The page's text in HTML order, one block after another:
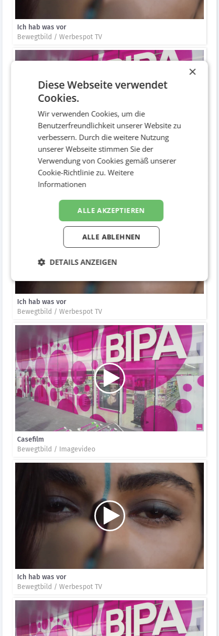
Ich hab was vor
Bewegtbild / Werbespot TV
Casefilm
Bewegtbild / Imagevideo
Ich hab was vor
Bewegtbild / Werbespot TV
Casefilm
Bewegtbild / Imagevideo
Ich hab was vor
Bewegtbild / Werbespot TV
×
Diese Webseite verwendet
Cookies.
Wir verwenden Cookies, um die
Benutzerfreundlichkeit unserer Website zu
verbessern. Durch die weitere Nutzung
unserer Webseite stimmen Sie der
Verwendung von Cookies gemäß unserer
Cookie-Richtlinie zu.Weitere
Informationen
ALLE AKZEPTIEREN
ALLE ABLEHNEN
DETAILS ANZEIGEN